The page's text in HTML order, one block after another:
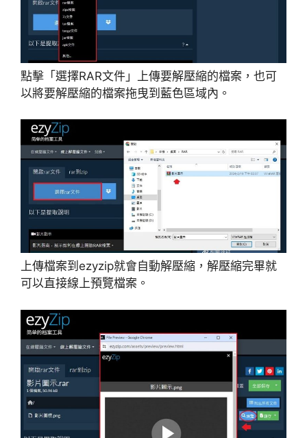
點擊「選擇RAR文件」上傳要解壓縮的檔案，也可
以將要解壓縮的檔案拖曳到藍色區域內。
上傳檔案到ezyzip就會自動解壓縮，解壓縮完畢就
可以直接線上預覽檔案。